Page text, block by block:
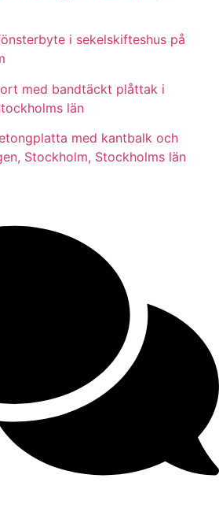
i sekelskifteshus på
med bandtäckt plåttak i
län
med kantbalk och
Stockholm, Stockholms län